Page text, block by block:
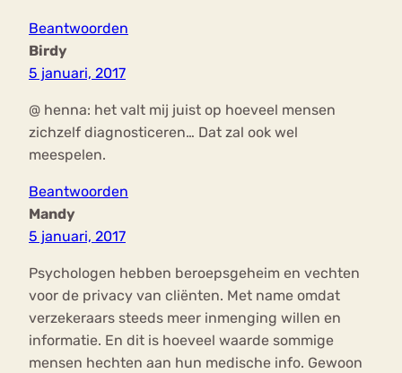
Beantwoorden
Birdy
5 januari, 2017
@ henna: het valt mij juist op hoeveel mensen
zichzelf diagnosticeren… Dat zal ook wel
meespelen.
Beantwoorden
Mandy
5 januari, 2017
Psychologen hebben beroepsgeheim en vechten
voor de privacy van cliënten. Met name omdat
verzekeraars steeds meer inmenging willen en
informatie. En dit is hoeveel waarde sommige
mensen hechten aan hun medische info. Gewoon